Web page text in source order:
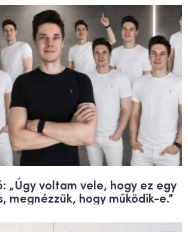
„Úgy voltam vele, hogy ez egy
megnézzük, hogy működik-e.”